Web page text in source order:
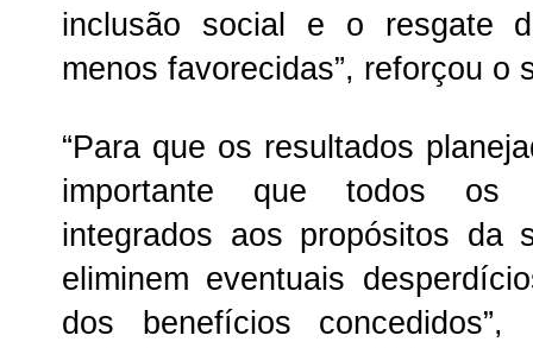
inclusão social e o resgate
menos favorecidas”, reforçou o
“Para que os resultados
importante que todos os
integrados aos propósitos da
eliminem eventuais
dos benefícios